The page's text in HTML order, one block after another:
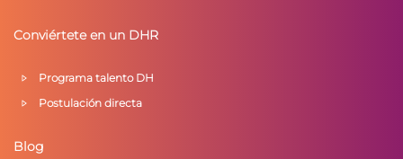
Conviértete en un DHR
Programa talento DH
Postulación directa
Blog